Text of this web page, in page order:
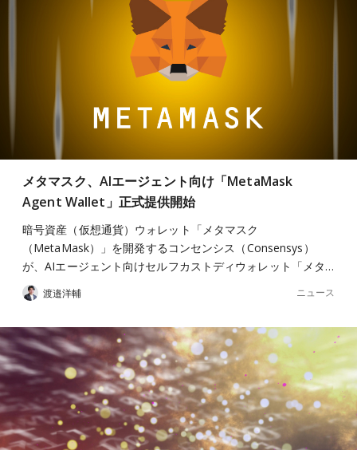
メタマスク、AIエージェント向け「MetaMask
Agent Wallet」正式提供開始
暗号資産（仮想通貨）ウォレット「メタマスク
（MetaMask）」を開発するコンセンシス（Consensys）
が、AIエージェント向けセルフカストディウォレット「メタ…
渡邉洋輔 ニュース